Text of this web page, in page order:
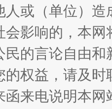
人或（单位）
会影响的，本
民的言论自由
的权益，请及
函来电说明本